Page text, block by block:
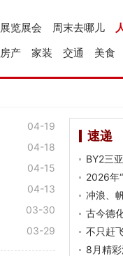
周末去哪儿
展览展会
美食
交通
家装
房产
04-19
04-18
04-15
04-13
03-30
03-29
速递
BY2三
2026年
冲浪、
古今德
不只赶
8月精